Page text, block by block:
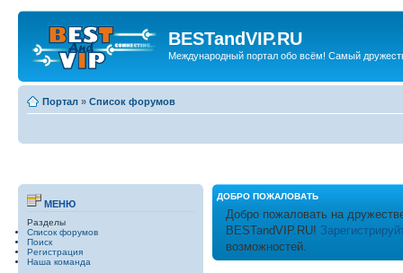
BESTandVIP.RU
Международный портал обо всём! Самый
Портал » Список форумов
МЕНЮ
Разделы
Список форумов
Поиск
Регистрация
Наша команда
ДОБРО ПОЖАЛОВАТЬ
Добро пожаловать на
BESTandVIP.RU!
возможностей.